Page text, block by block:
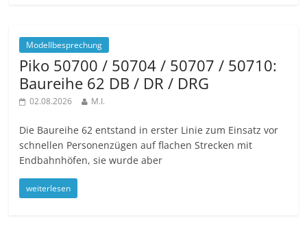
Modellbesprechung
Piko 50700 / 50704 / 50707 / 50710:
Baureihe 62 DB / DR / DRG
02.08.2026 M.I.
Die Baureihe 62 entstand in erster Linie zum Einsatz vor
schnellen Personenzügen auf flachen Strecken mit
Endbahnhöfen, sie wurde aber
weiterlesen